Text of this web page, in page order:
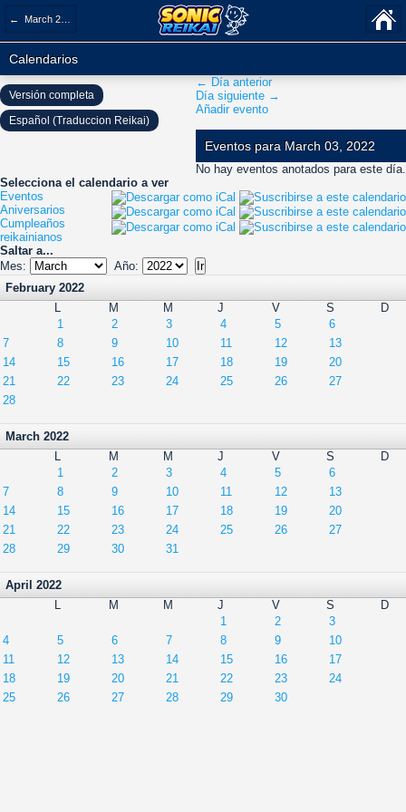
← March 2022
Calendarios
← Día anterior
Día siguiente →
Añadir evento
Eventos para March 03, 2022
No hay eventos anotados para este día.
Selecciona el calendario a ver
Eventos
Aniversarios
Cumpleaños
reikainianos
Saltar a...
Mes:
Año:
February 2022
L
M M J V S
D
1
2 3 4 5
6
7
8 9 10 11 12
13
14
15 16 17 18 19
20
21
22 23 24 25 26
27
28
March 2022
L
M M J V S
D
1
2 3 4 5
6
7
8 9 10 11 12
13
14
15 16 17 18 19
20
21
22 23 24 25 26
27
28
29 30 31
April 2022
L
M M J V S
D
1
2
3
4
5 6 7 8 9
10
11
12 13 14 15 16
17
18
19 20 21 22 23
24
25
26 27 28 29 30
Versión completa
Español (Traduccion Reikai)